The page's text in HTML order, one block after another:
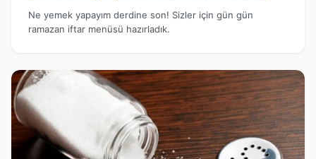
Ne yemek yapayım derdine son! Sizler için gün gün
ramazan iftar menüsü hazırladık.